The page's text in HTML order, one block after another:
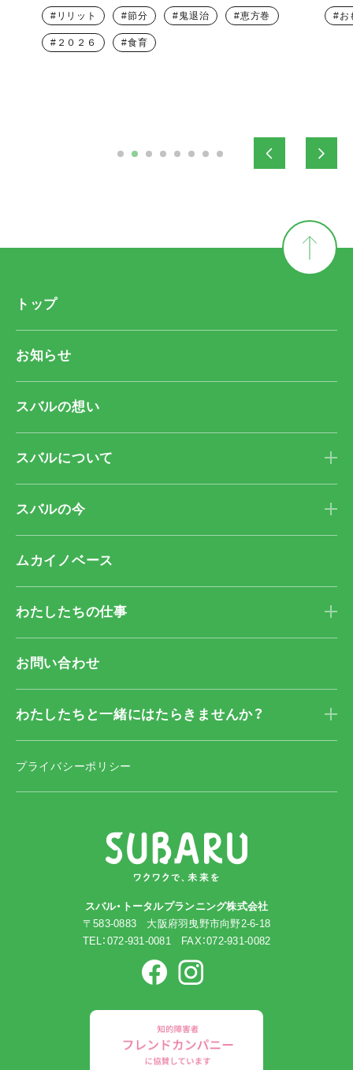
リリット 節分 鬼退治 恵方巻
２０２６ 食育
お
トップ
お知らせ
スバルの想い
スバルについて
スバルの今
ムカイノベース
わたしたちの仕事
お問い合わせ
わたしたちと一緒にはたらきませんか？
プライバシーポリシー
スバル・トータルプランニング株式会社
〒583-0883 大阪府羽曳野市向野2-6-18
TEL：072-931-0081 FAX：072-931-0082